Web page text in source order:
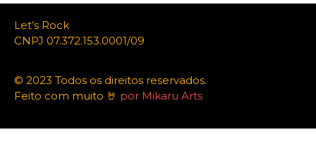
Let’s Rock
CNPJ 07.372.153.0001/09
© 2023 Todos os direitos reservados.
Feito com muito 🤘 por Mikaru Arts